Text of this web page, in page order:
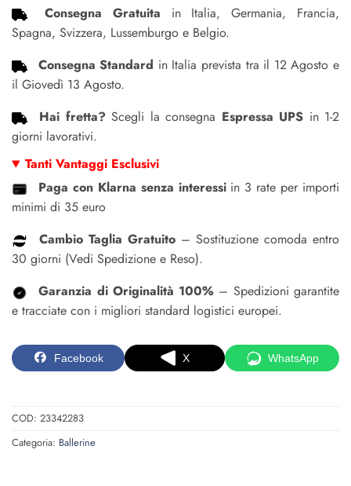
Consegna Gratuita in Italia, Germania, Francia,
Spagna, Svizzera, Lussemburgo e Belgio.
Consegna Standard in Italia prevista tra il 12 Agosto e
il Giovedì 13 Agosto.
Hai fretta? Scegli la consegna Espressa UPS in 1-2
giorni lavorativi.
Tanti Vantaggi Esclusivi
Paga con Klarna senza interessiin 3 rate per importi
minimi di 35 euro
Cambio Taglia Gratuito – Sostituzione comoda entro
30 giorni (Vedi Spedizione e Reso).
Garanzia di Originalità 100% – Spedizioni garantite
e tracciate con i migliori standard logistici europei.
Facebook X WhatsApp
COD: 23342283
Categoria: Ballerine